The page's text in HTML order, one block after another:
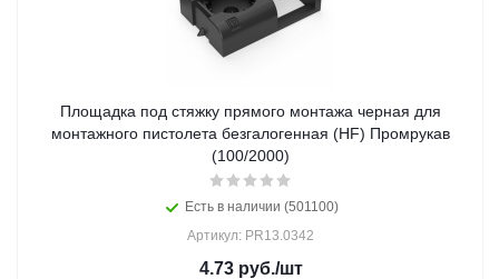
Площадка под стяжку прямого монтажа черная для
монтажного пистолета безгалогенная (HF) Промрукав
(100/2000)
Есть в наличии (501100)
Артикул: PR13.0342
4.73руб./шт